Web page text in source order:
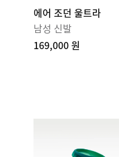
에어 조던 울트라
남성 신발
169,000 원